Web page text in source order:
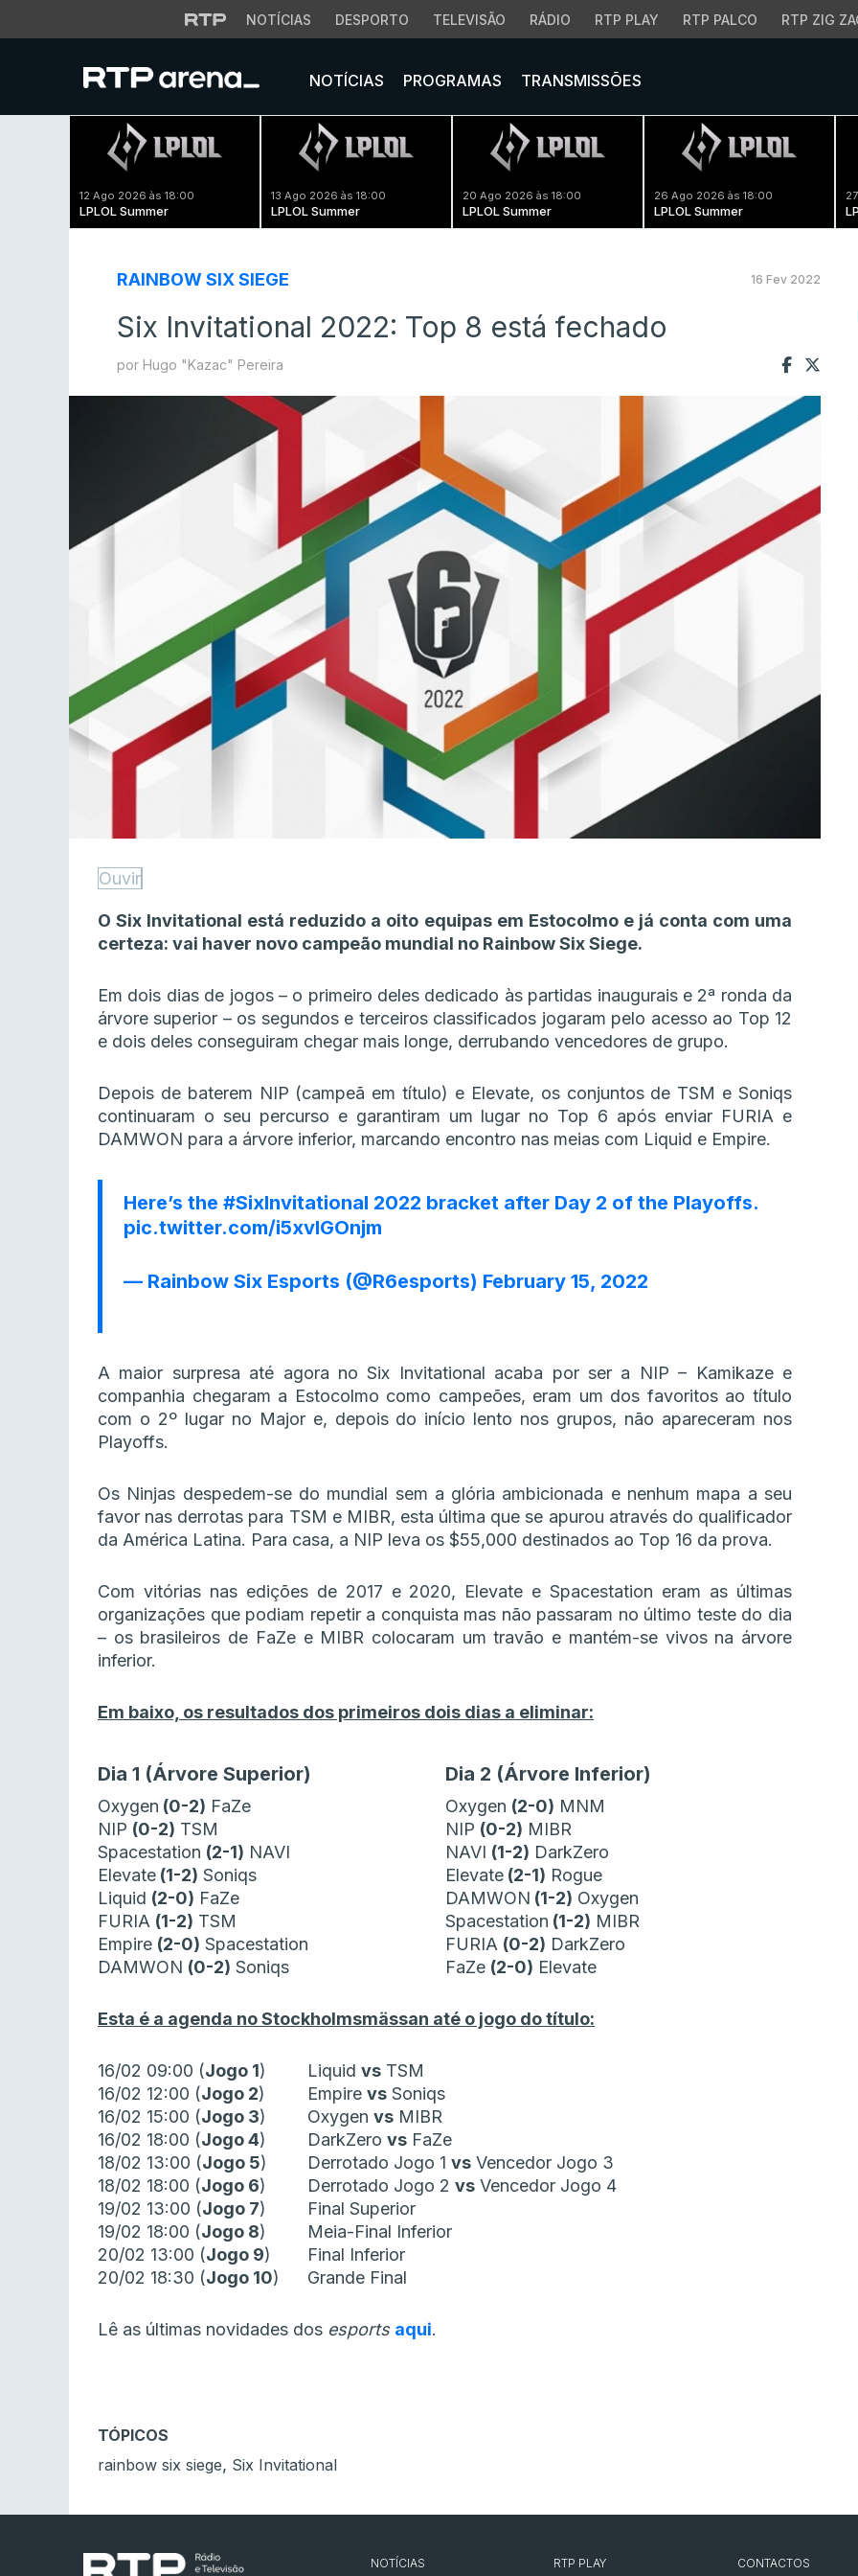
NOTÍCIAS DESPORTO TELEVISÃO RÁDIO RTP PLAY RTP PALCO RTP ZIG
NOTÍCIAS PROGRAMAS TRANSMISSÕES
12 Ago 2026 às 18:00
LPLOL Summer
13 Ago 2026 às 18:00
LPLOL Summer
20 Ago 2026 às 18:00
LPLOL Summer
26 Ago 2026 às 18:00
LPLOL Summer
RAINBOW SIX SIEGE 16 Fev 2022
Six Invitational 2022: Top 8 está fechado
por Hugo "Kazac" Pereira
Ouvir
O Six Invitational está reduzido a oito equipas em Estocolmo e já conta com uma
certeza: vai haver novo campeão mundial no Rainbow Six Siege.
Em dois dias de jogos – o primeiro deles dedicado às partidas inaugurais e 2ª ronda da
árvore superior – os segundos e terceiros classificados jogaram pelo acesso ao Top 12
e dois deles conseguiram chegar mais longe, derrubando vencedores de grupo.
Depois de baterem NIP (campeã em título) e Elevate, os conjuntos de TSM e Soniqs
continuaram o seu percurso e garantiram um lugar no Top 6 após enviar FURIA e
DAMWON para a árvore inferior, marcando encontro nas meias com Liquid e Empire.
Here’s the #SixInvitational 2022 bracket after Day 2 of the Playoffs.
pic.twitter.com/i5xvlGOnjm
— Rainbow Six Esports (@R6esports) February 15, 2022
A maior surpresa até agora no Six Invitational acaba por ser a NIP – Kamikaze e
companhia chegaram a Estocolmo como campeões, eram um dos favoritos ao título
com o 2º lugar no Major e, depois do início lento nos grupos, não apareceram nos
Playoffs.
Os Ninjas despedem-se do mundial sem a glória ambicionada e nenhum mapa a seu
favor nas derrotas para TSM e MIBR, esta última que se apurou através do qualificador
da América Latina. Para casa, a NIP leva os $55,000 destinados ao Top 16 da prova.
Com vitórias nas edições de 2017 e 2020, Elevate e Spacestation eram as últimas
organizações que podiam repetir a conquista mas não passaram no último teste do dia
– os brasileiros de FaZe e MIBR colocaram um travão e mantém-se vivos na árvore
inferior.
Em baixo, os resultados dos primeiros dois dias a eliminar:
Dia 1 (Árvore Superior) Dia 2 (Árvore Inferior)
Oxygen (0-2) FaZe Oxygen (2-0) MNM
NIP (0-2) TSM NIP (0-2) MIBR
Spacestation (2-1) NAVI NAVI (1-2) DarkZero
Elevate (1-2) Soniqs Elevate (2-1) Rogue
Liquid (2-0) FaZe DAMWON (1-2) Oxygen
FURIA (1-2) TSM Spacestation (1-2) MIBR
Empire (2-0) Spacestation FURIA (0-2) DarkZero
DAMWON (0-2) Soniqs FaZe (2-0) Elevate
Esta é a agenda no Stockholmsmässan até o jogo do título:
16/02 09:00 (Jogo 1) Liquid vs TSM
16/02 12:00 (Jogo 2) Empire vs Soniqs
16/02 15:00 (Jogo 3) Oxygen vs MIBR
16/02 18:00 (Jogo 4) DarkZero vs FaZe
18/02 13:00 (Jogo 5) Derrotado Jogo 1 vs Vencedor Jogo 3
18/02 18:00 (Jogo 6) Derrotado Jogo 2 vs Vencedor Jogo 4
19/02 13:00 (Jogo 7)
Final Superior
19/02 18:00 (Jogo 8)
Meia-Final Inferior
20/02 13:00 (Jogo 9)
Final Inferior
20/02 18:30 (Jogo 10) Grande Final
Lê as últimas novidades dos esports aqui.
TÓPICOS
rainbow six siege, Six Invitational
NOTÍCIAS RTP PLAY CONTACTOS